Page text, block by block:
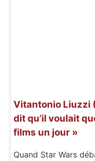
Vitantonio Liuzzi
dit qu’il voulait
films un jour »
Quand Star Wars